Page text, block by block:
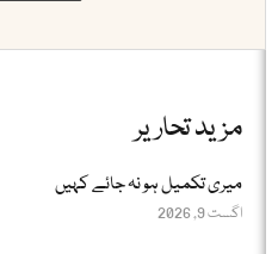
مزید تحاریر
میری تکمیل ہو نہ جائے کہیں
اگست 9, 2026